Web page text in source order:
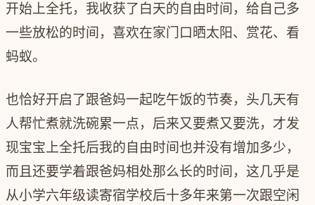
开始上全托，我收获了白天的自由时间，给自己多
一些放松的时间，喜欢在家门口晒太阳、赏花、看
蚂蚁。
也恰好开启了跟爸妈一起吃午饭的节奏，头几天有
人帮忙煮就洗碗累一点，后来又要煮又要洗，才发
现宝宝上全托后我的自由时间也并没有增加多少，
而且还要学着跟爸妈相处那么长的时间，这几乎是
从小学六年级读寄宿学校后十多年来第一次跟空闲